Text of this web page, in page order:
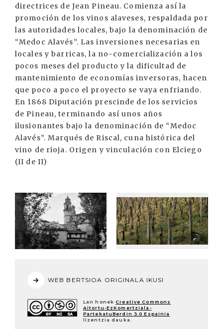
directrices de Jean Pineau. Comienza así la
promoción de los vinos alaveses, respaldada por
las autoridades locales, bajo la denominación de
“Medoc Alavés”. Las inversiones necesarias en
locales y barricas, la no-comercialización a los
pocos meses del producto y la dificultad de
mantenimiento de economías inversoras, hacen
que poco a poco el proyecto se vaya enfriando.
En 1868 Diputación prescinde de los servicios
de Pineau, terminando así unos años
ilusionantes bajo la denominación de “Medoc
Alavés”. Marqués de Riscal, cuna histórica del
vino de rioja. Origen y vinculación con Elciego
(II de II)
WEB BERTSIOA ORIGINALA IKUSI
Lan honek Creative Commons
Aitortu-EzKomertziala-
PartekatuBerdin 3.0 Espainia
lizentzia dauka.